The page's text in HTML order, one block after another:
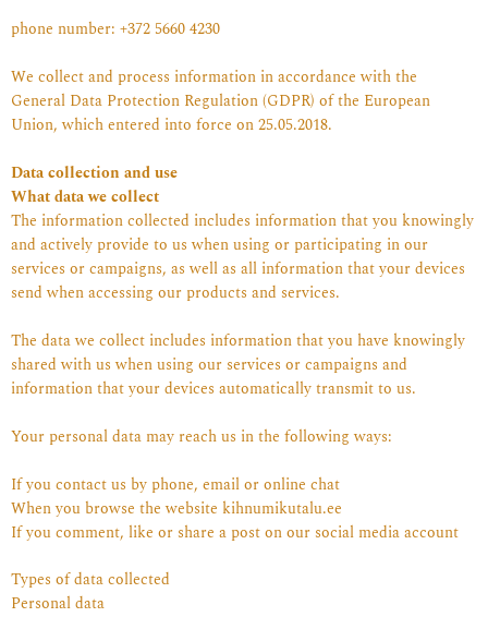
phone number: +372 5660 4230
We collect and process information in accordance with the
General Data Protection Regulation (GDPR) of the European
Union, which entered into force on 25.05.2018.
Data collection and use
What data we collect
The information collected includes information that you knowingly
and actively provide to us when using or participating in our
services or campaigns, as well as all information that your devices
send when accessing our products and services.
The data we collect includes information that you have knowingly
shared with us when using our services or campaigns and
information that your devices automatically transmit to us.
Your personal data may reach us in the following ways:
If you contact us by phone, email or online chat
When you browse the website kihnumikutalu.ee
If you comment, like or share a post on our social media account
Types of data collected
Personal data